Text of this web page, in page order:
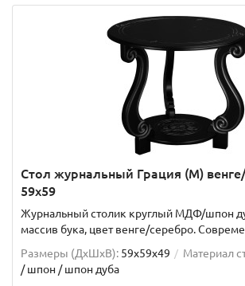
Стол журнальный Грация (М)
59х59
Журнальный столик круглый МДФ/шпон
массив бука, цвет венге/серебро.
Размеры (ДхШxВ): 59х59х49 Материал
/ шпон / шпон дуба